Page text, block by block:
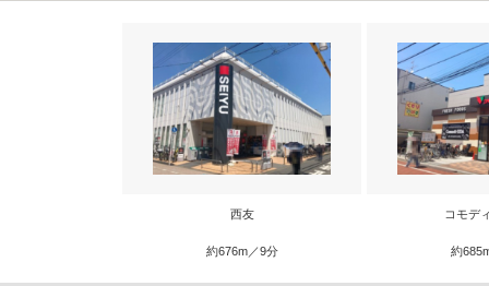
西友
約676m／9分
コモデ
約